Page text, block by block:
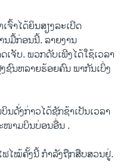
ຈົ້າ​ໄດ້​ຍິນ​ສຽງ​ລະ​ເບີດ​
ມື້ກ່ອນ​ນີ້. ລາຍ​ງານ
ຈັບ. ພວກ​ດັບ​ເພີງ​ໄດ້​ໃຊ້​ເວລາ
ຊົນຫລາຍຮ້ອຍຄົນ ​ພາກັນເບິ່ງ
ດັ່ງກ່າວ​ໄດ້​ຊັກ​ຊ້າເປັນ​ເວລາ​
ໜາ​ມບິນ​ບ່ອນອື່ນ .
ຟ​ໄໝ້ຄັ້ງນີ້ ​ກຳ​ລັງຖືກ​ສືບສວນ​ຢູ່.​